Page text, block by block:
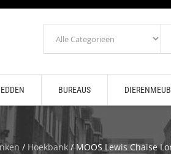
BUREAUS
/ Hoekbank/ MOOS Lewis Chaise